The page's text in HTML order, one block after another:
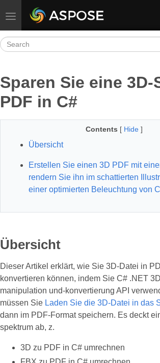
Toggle navigation
Sparen Sie eine 3D-
PDF in C#
Contents [ Hide ]
Übersicht
Erstellen Sie einen 3D PDF mit
rendern Sie ihn im schattierten
einer optimierten Beleuchtung von
Übersicht
Dieser Artikel erklärt, wie Sie 3D-Datei in
konvertieren können, indem Sie C# .NET
manipulation und-konvertierung API
müssen Sie Laden Sie die 3D-Datei in das
dann im PDF-Format speichern. Es deckt
spektrum ab, z.
3D zu PDF in C# umrechnen